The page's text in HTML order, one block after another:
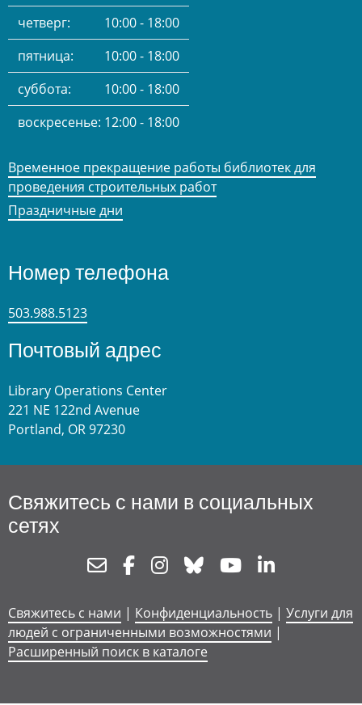
четверг:
10:00 - 18:00
пятница:
10:00 - 18:00
суббота:
10:00 - 18:00
воскресенье: 12:00 - 18:00
Временное прекращение работы библиотек для
проведения строительных работ
Праздничные дни
Номер телефона
503.988.5123
Почтовый адрес
Library Operations Center
221 NE 122nd Avenue
Portland, OR 97230
Свяжитесь с нами в социальных
сетях
NewsletterFacebookInstagram
Bluesky Youtube
Свяжитесь с нами | Конфиденциальность | Услуги для
людей с ограниченными возможностями |
Расширенный поиск в каталоге